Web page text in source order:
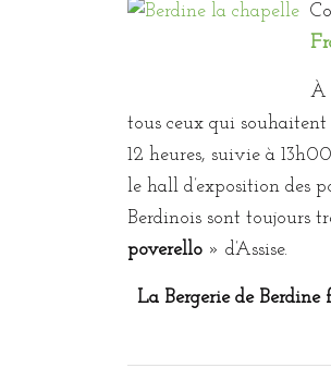
À
tous ceux qui
12 heures, suivie à
le hall d’exposition des
Berdinois sont toujours
poverello » d’Assise.
La Bergerie de Berdine